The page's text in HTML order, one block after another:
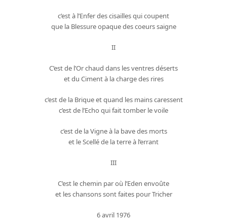
c’est à l’Enfer des cisailles qui coupent
que la Blessure opaque des coeurs saigne
II
C’est de l’Or chaud dans les ventres déserts
et du Ciment à la charge des rires
c’est de la Brique et quand les mains caressent
c’est de l’Echo qui fait tomber le voile
c’est de la Vigne à la bave des morts
et le Scellé de la terre à l’errant
III
C’est le chemin par où l’Eden envoûte
et les chansons sont faites pour Tricher
6 avril 1976